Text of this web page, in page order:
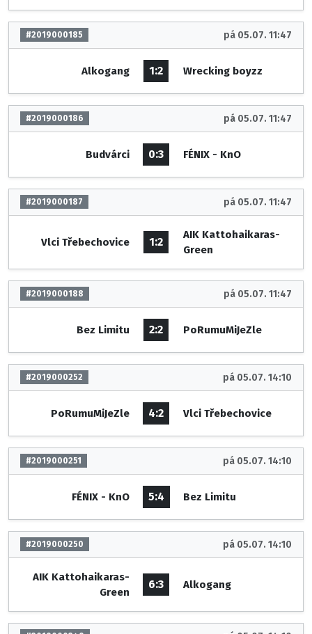
#2019000185 pá 05.07. 11:47
Alkogang 1:2 Wrecking boyzz
#2019000186 pá 05.07. 11:47
Budvárci 0:3 FÉNIX - KnO
#2019000187 pá 05.07. 11:47
Vlci Třebechovice 1:2
AIK Kattohaikaras-
Green
#2019000188 pá 05.07. 11:47
Bez Limitu 2:2 PoRumuMiJeZle
#2019000252 pá 05.07. 14:10
PoRumuMiJeZle 4:2 Vlci Třebechovice
#2019000251 pá 05.07. 14:10
FÉNIX - KnO 5:4 Bez Limitu
#2019000250 pá 05.07. 14:10
AIK Kattohaikaras-
Green
6:3 Alkogang